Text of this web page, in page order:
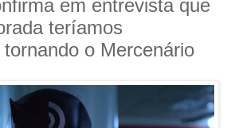
em entrevista que
teríamos
o Mercenário